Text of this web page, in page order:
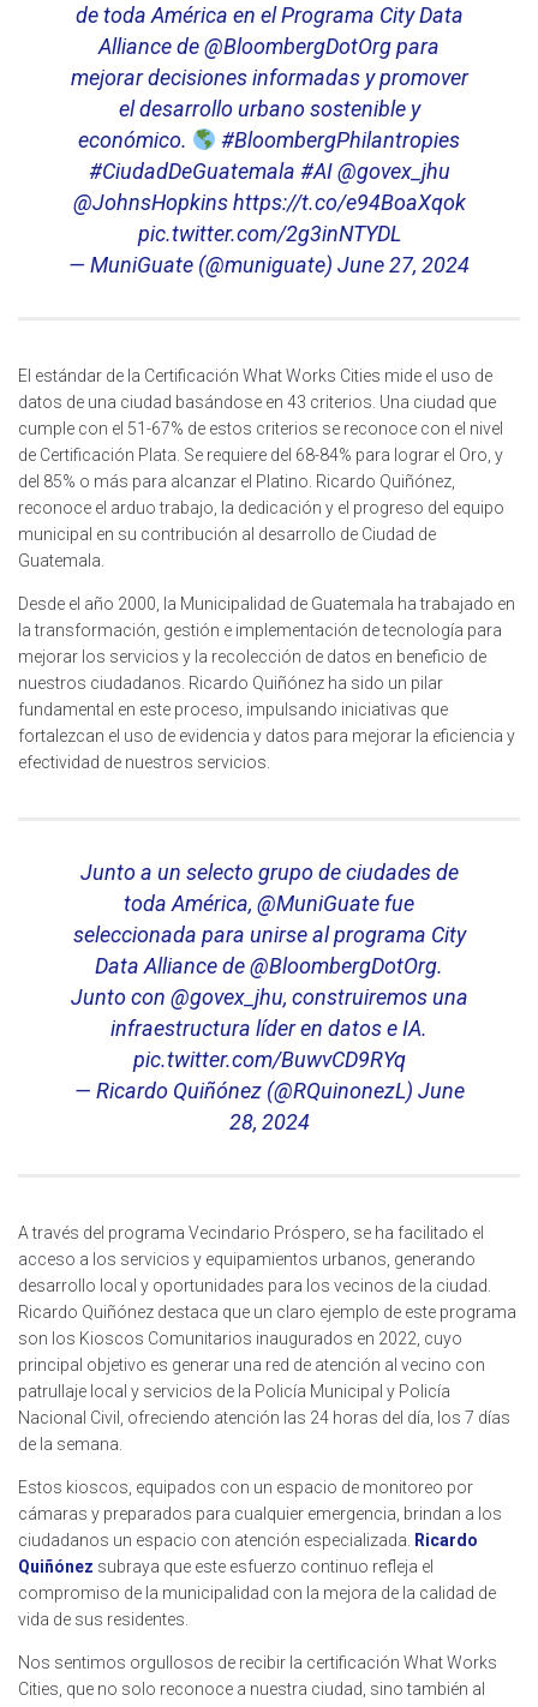
de toda América en el Programa City Data
Alliance de@BloombergDotOrgpara
mejorar decisiones informadas y promover
el desarrollo urbano sostenible y
económico.
#BloombergPhilantropies
#CiudadDeGuatemala #AI @govex_jhu
@JohnsHopkins https://t.co/e94BoaXqok
pic.twitter.com/2g3inNTYDL
— MuniGuate (@muniguate) June 27, 2024
El estándar de la Certificación What Works Cities mide el uso de
datos de una ciudad basándose en 43 criterios. Una ciudad que
cumple con el 51-67% de estos criterios se reconoce con el nivel
de Certificación Plata. Se requiere del 68-84% para lograr el Oro, y
del 85% o más para alcanzar el Platino. Ricardo Quiñónez,
reconoce el arduo trabajo, la dedicación y el progreso del equipo
municipal en su contribución al desarrollo de Ciudad de
Guatemala.
Desde el año 2000, la Municipalidad de Guatemala ha trabajado en
la transformación, gestión e implementación de tecnología para
mejorar los servicios y la recolección de datos en beneficio de
nuestros ciudadanos. Ricardo Quiñónez ha sido un pilar
fundamental en este proceso, impulsando iniciativas que
fortalezcan el uso de evidencia y datos para mejorar la eficiencia y
efectividad de nuestros servicios.
Junto a un selecto grupo de ciudades de
toda América, @MuniGuate fue
seleccionada para unirse al programa City
Data Alliance de@BloombergDotOrg.
Junto con @govex_jhu, construiremos una
infraestructura líder en datos e IA.
pic.twitter.com/BuwvCD9RYq
— Ricardo Quiñónez (@RQuinonezL) June
28, 2024
A través del programa Vecindario Próspero, se ha facilitado el
acceso a los servicios y equipamientos urbanos, generando
desarrollo local y oportunidades para los vecinos de la ciudad.
Ricardo Quiñónez destaca que un claro ejemplo de este programa
son los Kioscos Comunitarios inaugurados en 2022, cuyo
principal objetivo es generar una red de atención al vecino con
patrullaje local y servicios de la Policía Municipal y Policía
Nacional Civil, ofreciendo atención las 24 horas del día, los 7 días
de la semana.
Estos kioscos, equipados con un espacio de monitoreo por
cámaras y preparados para cualquier emergencia, brindan a los
ciudadanos un espacio con atención especializada.
Ricardo
Quiñónez subraya que este esfuerzo continuo refleja el
compromiso de la municipalidad con la mejora de la calidad de
vida de sus residentes.
Nos sentimos orgullosos de recibir la certificación What Works
Cities, que no solo reconoce a nuestra ciudad, sino también al